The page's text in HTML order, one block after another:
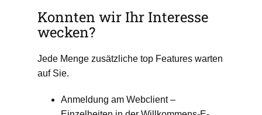
Konnten wir Ihr Interesse
wecken?
Jede Menge zusätzliche top Features warten
auf Sie.
Anmeldung am Webclient –